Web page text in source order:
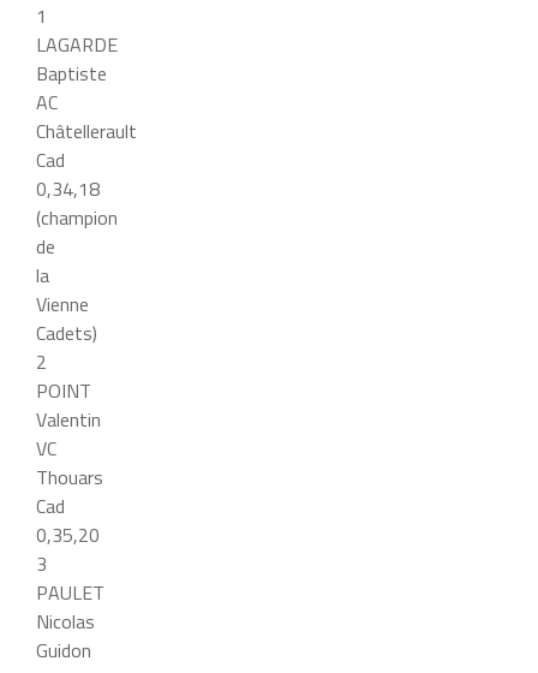
1
LAGARDE
Baptiste
AC
Châtellerault
Cad
0,34,18
(champion
de
la
Vienne
Cadets)
2
POINT
Valentin
VC
Thouars
Cad
0,35,20
3
PAULET
Nicolas
Guidon